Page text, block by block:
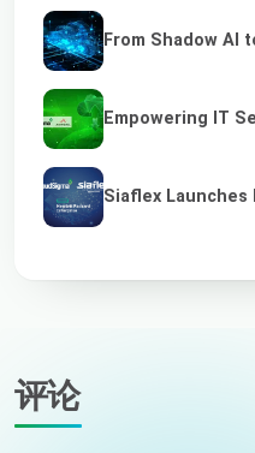
From Shadow AI
Empowering IT
Siaflex Launches
评论